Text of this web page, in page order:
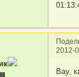
2012-
Вау,